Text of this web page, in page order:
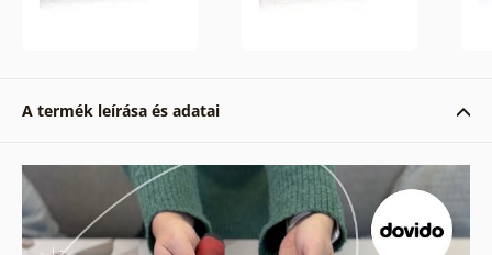
A termék leírása és adatai